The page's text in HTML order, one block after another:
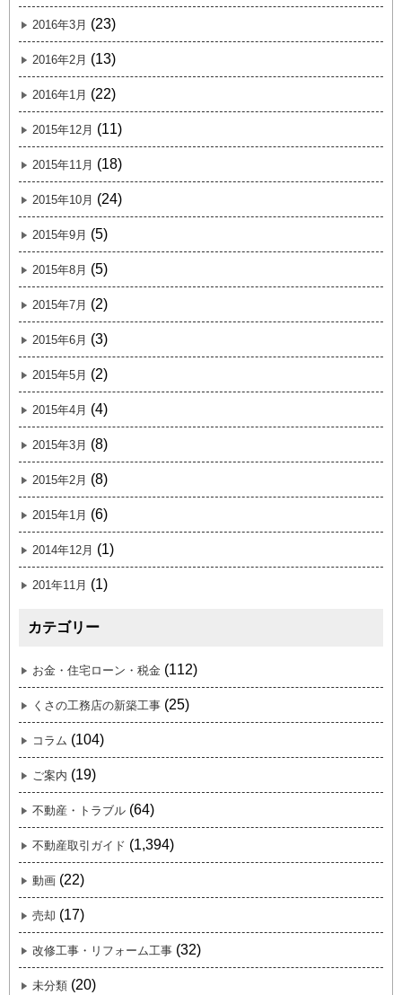
2016年3月 (23)
2016年2月 (13)
2016年1月 (22)
2015年12月 (11)
2015年11月 (18)
2015年10月 (24)
2015年9月 (5)
2015年8月 (5)
2015年7月 (2)
2015年6月 (3)
2015年5月 (2)
2015年4月 (4)
2015年3月 (8)
2015年2月 (8)
2015年1月 (6)
2014年12月 (1)
201年11月 (1)
カテゴリー
お金・住宅ローン・税金 (112)
くさの工務店の新築工事 (25)
コラム (104)
ご案内 (19)
不動産・トラブル (64)
不動産取引ガイド (1,394)
動画 (22)
売却 (17)
改修工事・リフォーム工事 (32)
未分類 (20)